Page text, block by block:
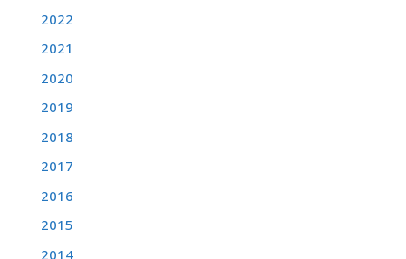
2022
2021
2020
2019
2018
2017
2016
2015
2014